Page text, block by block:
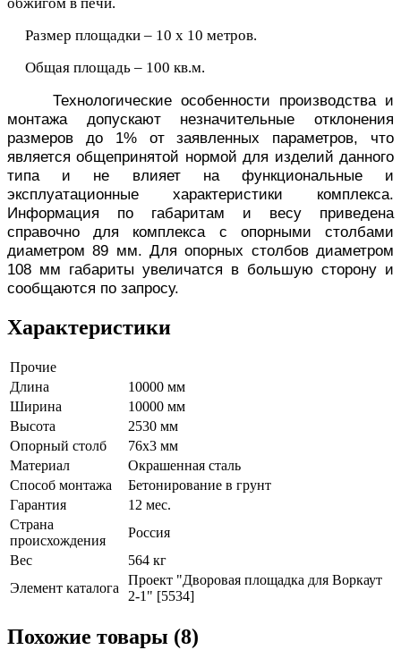
Размер площадки – 10 х 10 метров.
Общая площадь – 100 кв.м.
Технологические особенности производства и
монтажа допускают незначительные отклонения
размеров до 1% от заявленных параметров, что
является общепринятой нормой для изделий данного
типа и не влияет на функциональные и
эксплуатационные характеристики комплекса.
Информация по габаритам и весу приведена
справочно для комплекса с опорными столбами
диаметром 89 мм. Для опорных столбов диаметром
108 мм габариты увеличатся в большую сторону и
сообщаются по запросу.
Характеристики
Прочие
Длина
10000 мм
Ширина
10000 мм
Высота
2530 мм
Опорный столб
76х3 мм
Материал
Окрашенная сталь
Способ монтажа
Бетонирование в грунт
Гарантия
12 мес.
Страна
происхождения
Россия
Вес
564 кг
Элемент каталога
Проект "Дворовая площадка для Воркаут
2-1" [5534]
Похожие товары (8)